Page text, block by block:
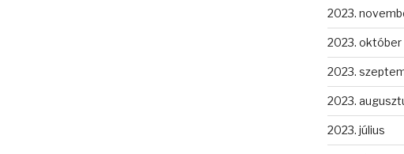
2023.
2023. október
2023.
2023.
2023. július